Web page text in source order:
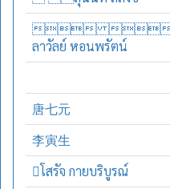

ลาวัลย์ หอนพรัตน์
唐七元
李寅生
โสรัจ กายบริบูรณ์